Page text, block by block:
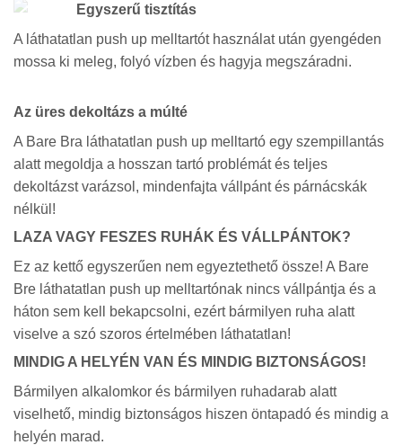
Egyszerű tisztítás
A láthatatlan push up melltartót használat után gyengéden
mossa ki meleg, folyó vízben és hagyja megszáradni.
Az üres dekoltázs a múlté
A Bare Bra láthatatlan push up melltartó egy szempillantás
alatt megoldja a hosszan tartó problémát és teljes
dekoltázst varázsol, mindenfajta vállpánt és párnácskák
nélkül!
LAZA VAGY FESZES RUHÁK ÉS VÁLLPÁNTOK?
Ez az kettő egyszerűen nem egyeztethető össze! A Bare
Bre láthatatlan push up melltartónak nincs vállpántja és a
háton sem kell bekapcsolni, ezért bármilyen ruha alatt
viselve a szó szoros értelmében láthatatlan!
MINDIG A HELYÉN VAN ÉS MINDIG BIZTONSÁGOS!
Bármilyen alkalomkor és bármilyen ruhadarab alatt
viselhető, mindig biztonságos hiszen öntapadó és mindig a
helyén marad.